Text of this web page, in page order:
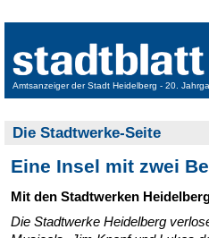
Amtsanzeiger der Stadt Heidelberg - 20.
Die Stadtwerke-Seite
Eine Insel mit zwei
Mit den Stadtwerken
Die Stadtwerke Heidelberg